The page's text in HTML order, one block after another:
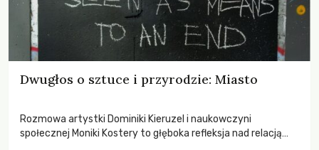
Dwugłos o sztuce i przyrodzie: Miasto
Rozmowa artystki Dominiki Kieruzel i naukowczyni
społecznej Moniki Kostery to głęboka refleksja nad relacją